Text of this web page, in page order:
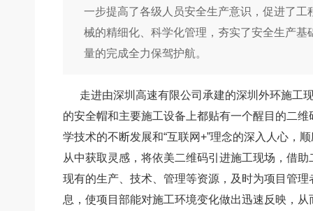
一步提高了各级人员安全生产意识，促进了工
械的精细化、科学化管理，夯实了安全生产基
量的完成全力保驾护航。
走进由深圳高速有限公司承建的深圳外环施工
的安全帽和主要施工设备上都贴有一个醒目的二
学技术的不断发展和“互联网+”理念的深入人心，
从中获取灵感，将依美二维码引进施工现场，借
现有的生产、技术、管理等资源，及时为项目管
息，使项目部能对施工环境变化做出迅速反映，